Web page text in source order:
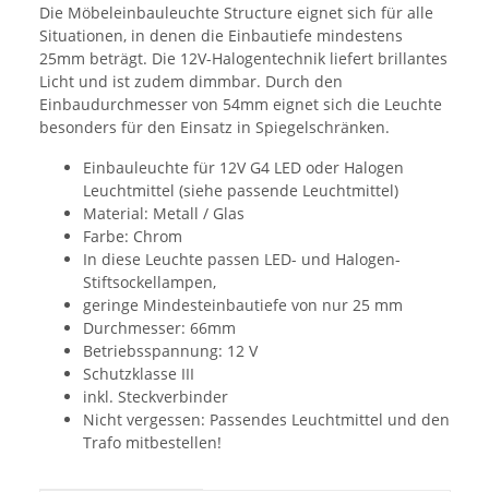
Die Möbeleinbauleuchte Structure eignet sich für alle
Situationen, in denen die Einbautiefe mindestens
25mm beträgt. Die 12V-Halogentechnik liefert brillantes
Licht und ist zudem dimmbar. Durch den
Einbaudurchmesser von 54mm eignet sich die Leuchte
besonders für den Einsatz in Spiegelschränken.
Einbauleuchte für 12V G4 LED oder Halogen
Leuchtmittel (siehe passende Leuchtmittel)
Material: Metall / Glas
Farbe: Chrom
In diese Leuchte passen LED- und Halogen-
Stiftsockellampen,
geringe Mindesteinbautiefe von nur 25 mm
Durchmesser: 66mm
Betriebsspannung: 12 V
Schutzklasse III
inkl. Steckverbinder
Nicht vergessen: Passendes Leuchtmittel und den
Trafo mitbestellen!